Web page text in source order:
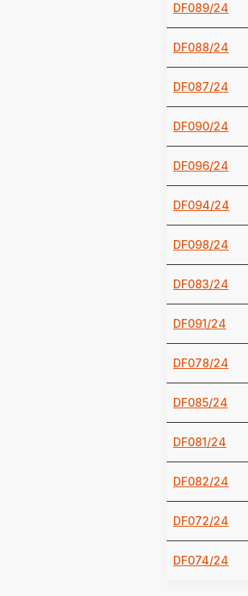
DF089/24
DF088/24
DF087/24
DF090/24
DF096/24
DF094/24
DF098/24
DF083/24
DF091/24
DF078/24
DF085/24
DF081/24
DF082/24
DF072/24
DF074/24